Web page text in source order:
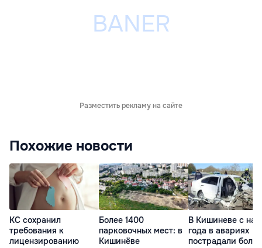
Разместить рекламу на сайте
Похожие новости
КС сохранил
требования к
лицензированию
Более 1400
парковочных мест: в
Кишинёве
В Кишиневе с
года в авариях
пострадали более